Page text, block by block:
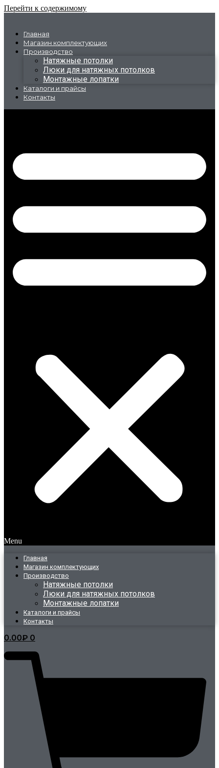
Перейти к содержимому
Главная
Магазин комплектующих
Производство
Натяжные потолки
Люки для натяжных потолков
Монтажные лопатки
Каталоги и прайсы
Контакты
Menu
Главная
Магазин комплектующих
Производство
Натяжные потолки
Люки для натяжных потолков
Монтажные лопатки
Каталоги и прайсы
Контакты
0.00₽ 0